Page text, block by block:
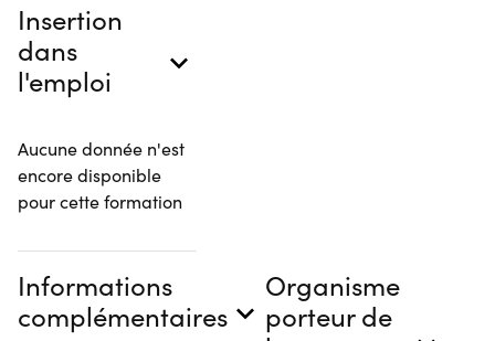
Insertion
dans
l'emploi
Aucune donnée n'est
encore disponible
pour cette formation
Informations
complémentaires
Organisme
porteur de